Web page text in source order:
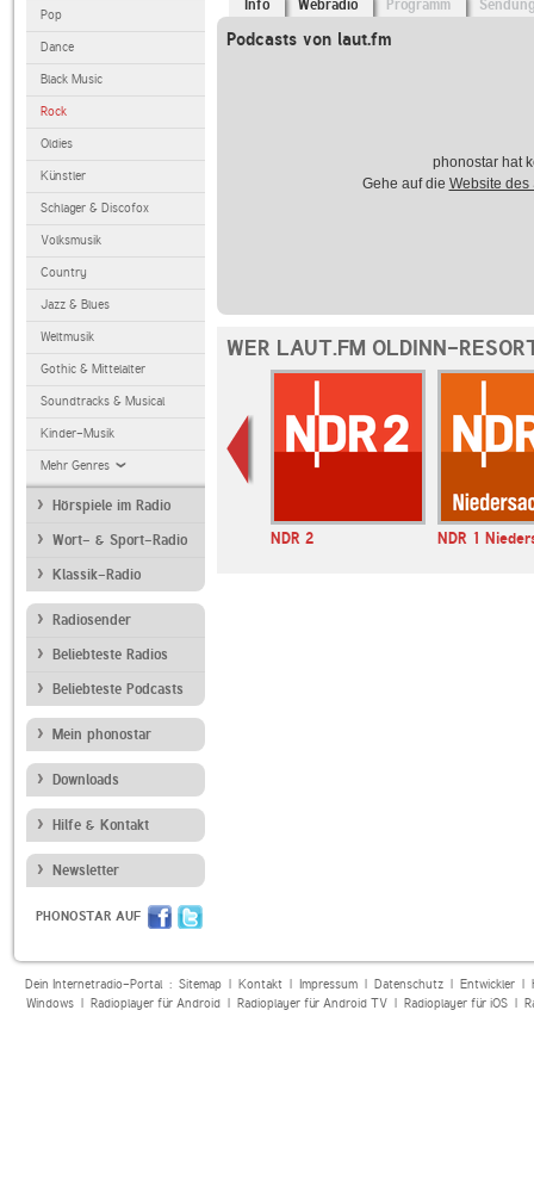
Pop
Dance
Black Music
Rock
Oldies
Künstler
Schlager & Discofox
Volksmusik
Country
Jazz & Blues
Weltmusik
Gothic & Mittelalter
Soundtracks & Musical
Kinder-Musik
Mehr Genres
Hörspiele im Radio
Wort- & Sport-Radio
Klassik-Radio
Radiosender
Beliebteste Radios
Beliebteste Podcasts
Mein phonostar
Downloads
Hilfe & Kontakt
Newsletter
PHONOSTAR AUF
Info Webradio Programm
Podcasts von laut.fm
phonostar hat
Gehe auf die Website des
WER LAUT.FM OLDINN-
NDR 2 NDR 1
Dein Internetradio-Portal : Sitemap| Kontakt| Impressum| Datenschutz| Entwickler|
Windows| Radioplayer für Android| Radioplayer für Android TV| Radioplayer für iOS|